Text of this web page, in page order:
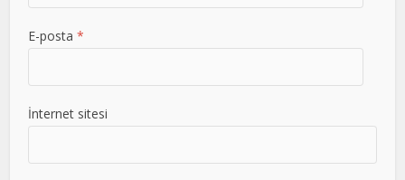
E-posta*
İnternet sitesi